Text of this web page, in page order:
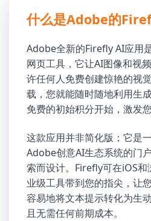
什么是Adobe的
Adobe全新的Firefly AI应用
网页工具，它让AI图像和视
许任何人免费创建惊艳的视
载，您就能随时随地利用生
免费的初始积分开始，激发您
这款应用并非简化版；它是
Adobe创意AI生态系统的门
索而设计。Firefly可在iOS
业级工具带到您的指尖，让
容易地将文本提示转化为生
且无需任何前期成本。